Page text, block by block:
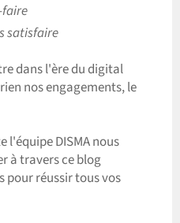
satisfaire
dans l'ère du digital
nos engagements, le
l'équipe DISMA nous
à travers ce blog
pour réussir tous vos